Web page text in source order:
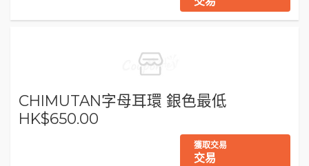
CHIMUTAN字母耳環 銀色最低
HK$650.00
獲取交易
交易